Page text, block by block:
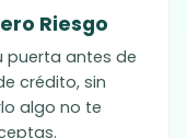
Riesgo
puerta antes de
crédito, sin
algo no te